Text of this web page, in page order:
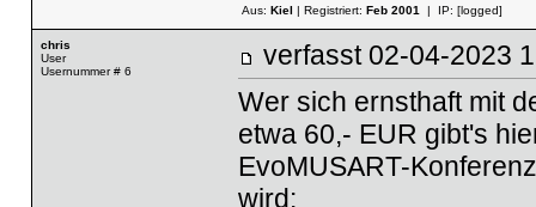
Aus: Kiel | Registriert: Feb 2001| IP: [logged]
chris
User
Usernummer # 6
verfasst 02-04-
Wer sich ernsthaft mit
etwa 60,- EUR gibt's
EvoMUSART-
wird: